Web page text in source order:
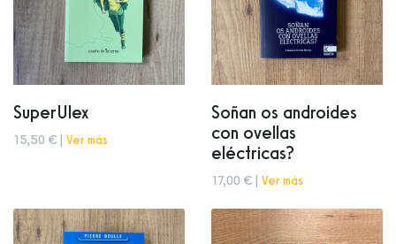
SuperUlex
15,50 € | Ver más
Soñan os androides
con ovellas
eléctricas?
17,00 € | Ver más